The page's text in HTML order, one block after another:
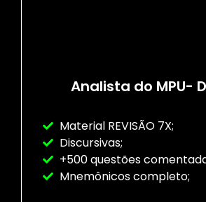
Analista do MPU-
Material REVISÃO 7X;
Discursivas;
+500 questões
Mnemônicos completo;